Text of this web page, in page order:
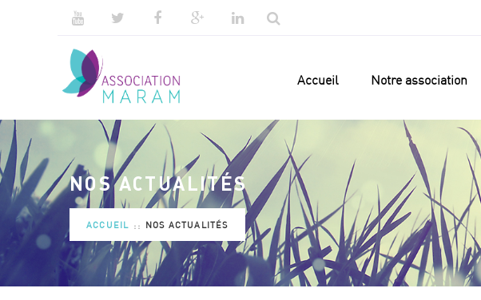
Accueil Notre association
NOS ACTUALITÉS
ACCUEIL NOS ACTUALITÉS